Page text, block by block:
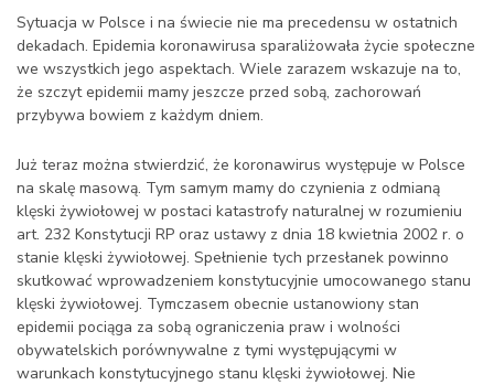
Sytuacja w Polsce i na świecie nie ma precedensu w ostatnich
dekadach. Epidemia koronawirusa sparaliżowała życie społeczne
we wszystkich jego aspektach. Wiele zarazem wskazuje na to,
że szczyt epidemii mamy jeszcze przed sobą, zachorowań
przybywa bowiem z każdym dniem.
Już teraz można stwierdzić, że koronawirus występuje w Polsce
na skalę masową. Tym samym mamy do czynienia z odmianą
klęski żywiołowej w postaci katastrofy naturalnej w rozumieniu
art. 232 Konstytucji RP oraz ustawy z dnia 18 kwietnia 2002 r. o
stanie klęski żywiołowej. Spełnienie tych przesłanek powinno
skutkować wprowadzeniem konstytucyjnie umocowanego stanu
klęski żywiołowej. Tymczasem obecnie ustanowiony stan
epidemii pociąga za sobą ograniczenia praw i wolności
obywatelskich porównywalne z tymi występującymi w
warunkach konstytucyjnego stanu klęski żywiołowej. Nie